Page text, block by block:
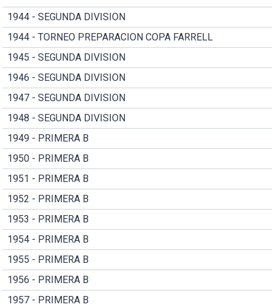
1944 - SEGUNDA DIVISION
1944 - TORNEO PREPARACION COPA FARRELL
1945 - SEGUNDA DIVISION
1946 - SEGUNDA DIVISION
1947 - SEGUNDA DIVISION
1948 - SEGUNDA DIVISION
1949 - PRIMERA B
1950 - PRIMERA B
1951 - PRIMERA B
1952 - PRIMERA B
1953 - PRIMERA B
1954 - PRIMERA B
1955 - PRIMERA B
1956 - PRIMERA B
1957 - PRIMERA B